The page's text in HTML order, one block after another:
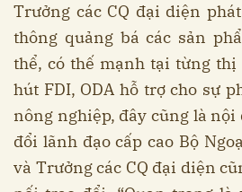
Trưởng các CQ đại diện
thông quảng bá các sản
thể, có thế mạnh tại từng
hút FDI, ODA hỗ trợ cho sự
nông nghiệp, đây cũng là
đổi lãnh đạo cấp cao Bộ
và Trưởng các CQ đại diện